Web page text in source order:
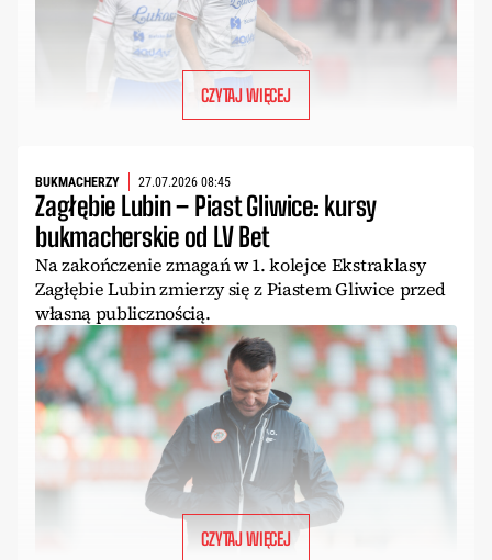
CZYTAJ WIĘCEJ
BUKMACHERZY 27.07.2026 08:45
Zagłębie Lubin – Piast Gliwice: kursy
bukmacherskie od LV Bet
Na zakończenie zmagań w 1. kolejce Ekstraklasy
Zagłębie Lubin zmierzy się z Piastem Gliwice przed
własną publicznością.
CZYTAJ WIĘCEJ